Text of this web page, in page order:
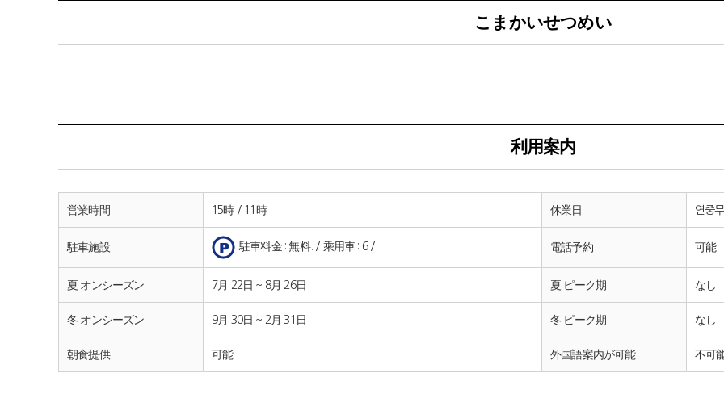
こまかいせつめい
利用案内
営業時間 15時 / 11時 休業日 연중
駐車施設 駐車料金 : 無料. / 乘用車 : 6 / 電話予約 可能
夏 オンシーズン 7月 22日 ~ 8月 26日 夏 ピーク期 なし
冬 オンシーズン 9月 30日 ~ 2月 31日 冬 ピーク期 なし
朝食提供 可能 外国語案内が可能 不可